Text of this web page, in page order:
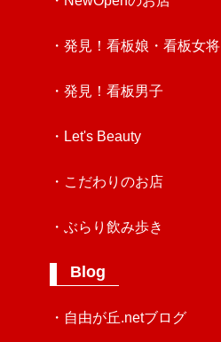
・発見！看板娘・看板女将
・発見！看板男子
・Let's Beauty
・こだわりのお店
・ぶらり飲み歩き
Blog
・自由が丘.netブログ